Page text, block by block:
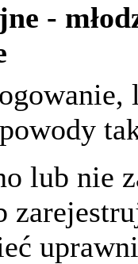
-
lub nie